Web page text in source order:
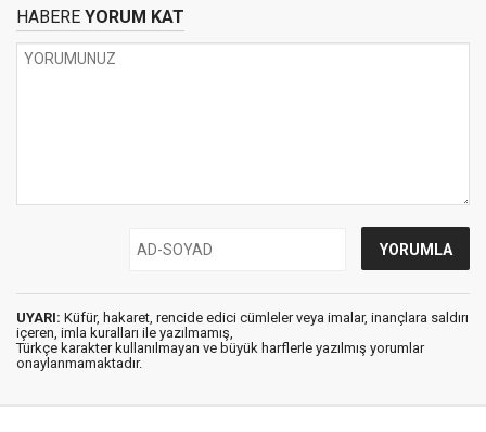
HABERE YORUM KAT
UYARI: Küfür, hakaret, rencide edici cümleler veya imalar, inançlara saldırı
içeren, imla kuralları ile yazılmamış,
Türkçe karakter kullanılmayan ve büyük harflerle yazılmış yorumlar
onaylanmamaktadır.